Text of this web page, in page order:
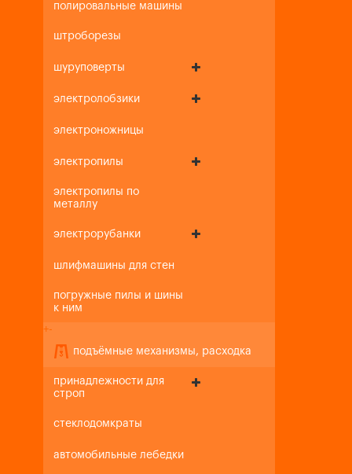
полировальные машины
штроборезы
шуруповерты
электролобзики
электроножницы
электропилы
электропилы по
металлу
электрорубанки
шлифмашины для стен
погружные пилы и шины
к ним
+-
подъёмные механизмы, расходка
принадлежности для
строп
стеклодомкраты
автомобильные лебедки